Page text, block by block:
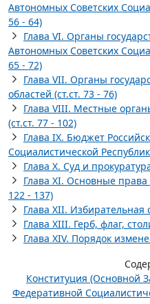
Автономных Советских
56 - 64)
Глава VI. Органы
Автономных Советских
65 - 72)
Глава VII. Органы
областей (ст.ст. 73 - 76)
Глава VIII. Местные
(ст.ст. 77 - 102)
Глава IX. Бюджет
Социалистической
Глава Х. Суд и
Глава XI. Основные права
122 - 137)
Глава XII. Избирательная
Глава XIII. Герб, флаг,
Глава XIV. Порядок
Конституция (Основной
Федеративной